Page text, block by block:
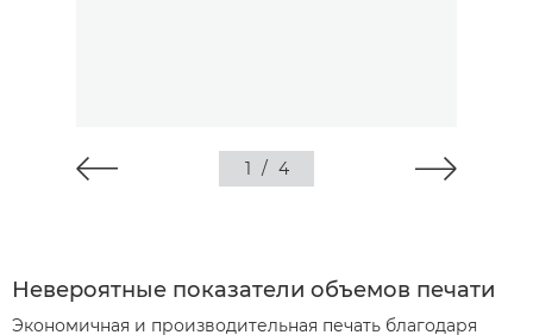
1 / 4
Невероятные показатели объемов печати
Экономичная и производительная печать благодаря